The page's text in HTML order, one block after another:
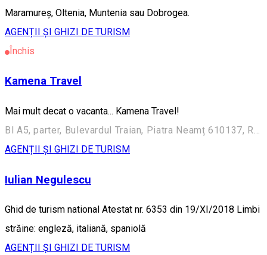
Maramureș, Oltenia, Muntenia sau Dobrogea.
AGENȚII ȘI GHIZI DE TURISM
Închis
Kamena Travel
Mai mult decat o vacanta... Kamena Travel!
Bl A5, parter, Bulevardul Traian, Piatra Neamț 610137, Romania
AGENȚII ȘI GHIZI DE TURISM
Iulian Negulescu
Ghid de turism national Atestat nr. 6353 din 19/XI/2018 Limbi
străine: engleză, italiană, spaniolă
AGENȚII ȘI GHIZI DE TURISM